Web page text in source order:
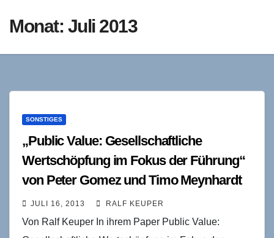
Monat: Juli 2013
SONSTIGES
„Public Value: Gesellschaftliche
Wertschöpfung im Fokus der Führung“
von Peter Gomez und Timo Meynhardt
JULI 16, 2013 RALF KEUPER
Von Ralf Keuper In ihrem Paper Public Value: